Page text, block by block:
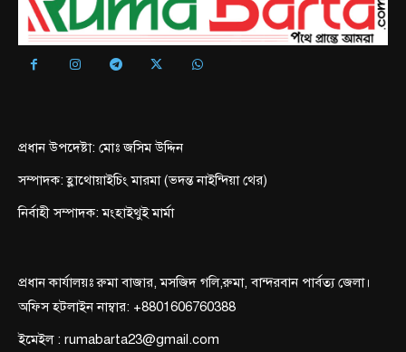
প্রধান উপদেষ্টা: মোঃ জসিম উদ্দিন
সম্পাদক: হ্লাথোয়াইচিং মারমা (ভদন্ত নাইন্দিয়া থের)
নির্বাহী সম্পাদক: মংহাইথুই মার্মা
প্রধান কার্যালয়ঃ রুমা বাজার, মসজিদ গলি,রুমা, বান্দরবান পার্বত্য জেলা।
অফিস হটলাইন নাম্বার: +8801606760388
ইমেইল : rumabarta23@gmail.com